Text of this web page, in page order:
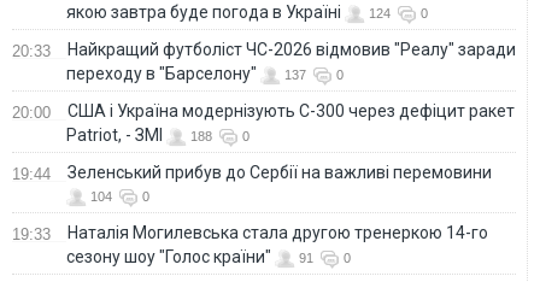
якою завтра буде погода в Україні
124 0
20:33
Найкращий футболіст ЧС-2026 відмовив "Реалу" заради
переходу в "Барселону"
137 0
20:00
США і Україна модернізують С-300 через дефіцит ракет
Patriot, - ЗМІ
188 0
19:44 Зеленський прибув до Сербії на важливі перемовини
104 0
19:33
Наталія Могилевська стала другою тренеркою 14-го
сезону шоу "Голос країни"
91 0